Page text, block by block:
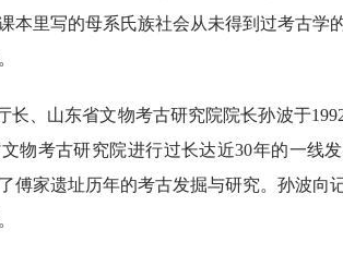
本里写的母系氏族社会从未得到过考古学
长、山东省文物考古研究院院长孙波于
物考古研究院进行过长达近30年的一线
傅家遗址历年的考古发掘与研究。孙波向